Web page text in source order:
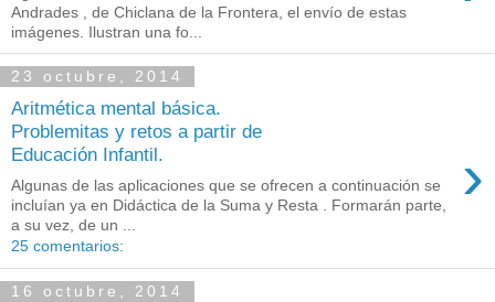
Andrades , de Chiclana de la Frontera, el envío de estas
imágenes. Ilustran una fo...
23 octubre, 2014
Aritmética mental básica.
Problemitas y retos a partir de
Educación Infantil.
›
Algunas de las aplicaciones que se ofrecen a continuación se
incluían ya en Didáctica de la Suma y Resta . Formarán parte,
a su vez, de un ...
25 comentarios:
16 octubre, 2014